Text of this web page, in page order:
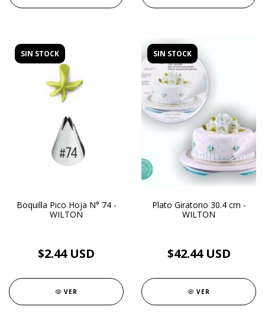
SIN STOCK
Boquilla Pico Hoja N° 74 -
WILTON
$2.44 USD
VER
SIN STOCK
Plato Giratorio 30.4 cm -
WILTON
$42.44 USD
VER